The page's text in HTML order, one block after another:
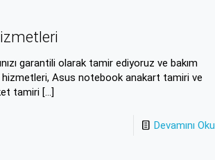
garantili olarak tamir ediyoruz ve bakım
Asus notebook anakart tamiri ve
tamiri[…]
Devamını Oku